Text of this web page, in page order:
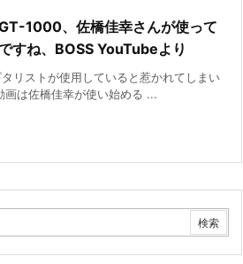
1000、佐橋佳幸さんが使って
すね、BOSS YouTubeより
リストが使用していると惹かれてしまい
画は佐橋佳幸が使い始める ...